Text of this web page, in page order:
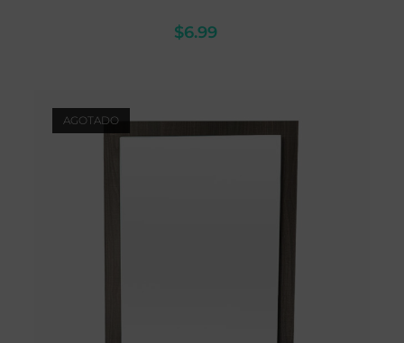
$6.99
AGOTADO